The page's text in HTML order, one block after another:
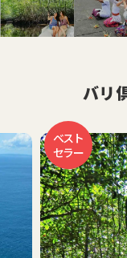
バリ
ベスト
セラー